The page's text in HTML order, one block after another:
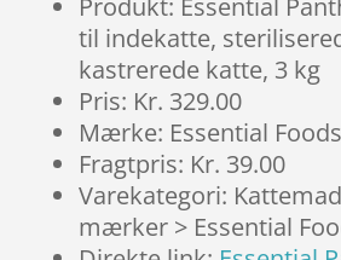
til indekatte,
kastrerede katte, 3 kg
Pris: Kr. 329.00
Mærke: Essential Foods
Fragtpris: Kr. 39.00
Varekategori:
mærker > Essential